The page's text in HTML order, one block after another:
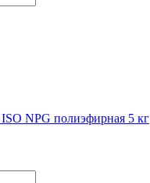
NPG полиэфирная 5 кг